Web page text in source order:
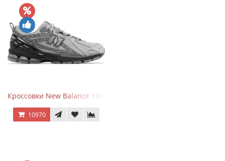
Кроссовки New Balance 1906R Brighton Grey
10970